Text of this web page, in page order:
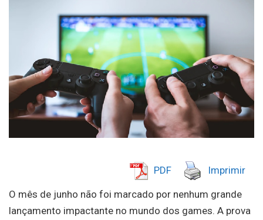
PDF Imprimir
O mês de junho não foi marcado por nenhum grande
lançamento impactante no mundo dos games. A prova